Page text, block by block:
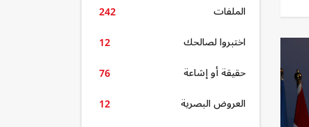
الملفات
242
اختبروا لصالحك
12
حقيقة أو إشاعة
76
العروض البصرية
12